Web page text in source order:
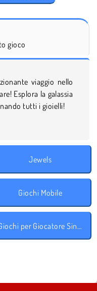
gioco
viaggio nello
Esplora la galassia
tutti i gioielli!
Jewels
Giochi Mobile
Giochi per Giocatore Singolo